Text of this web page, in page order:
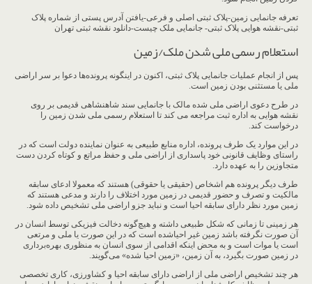
تعرفه جانمایی زمین-پلاک ثبتی اصلی و فرعی-یافتن آدرس پستی از شماره پلاک
ثبتی-نقشه هوایی پلاک ثبتی- جانمایی ملک چیست-دانلود نقشه ثبتی تهران
استعلام رسمی ملی شدن ملک/زمین
پس از انجام عملیات جانمایی پلاک ثبتی، اکنون در اینگونه پرونده‌ها دعوا بر سر اراضی
ملی یا مستثنی بودن زمین است.
در طرح دعوی اراضی ملی شده مالک با جانمایی سند شاهنشاهی قدیمی بر روی
نقشه هوایی به اداره ثبت مراجعه می کند تا استعلام رسمی ملی شدن زمین را
درخواست کند.
در این موارد یک طرف پرونده، اداره منابع طبیعی به عنوان نماینده دولت است که در
راستای وظایف قانونی خود پاسداری از اراضی ملی و حفظ مراتع و کوتاه کردن دست
متجاوزین را به عهده دارد.
طرف دیگر پرونده هم اشخاص (حقیقی یا حقوقی) هستند که معمولا ادعای سابقه
مالکیت و تصرف و حضور قدیمی در زمین مورد اختلاف را دارند و مدعی هستند که
زمین مورد نظر دارای سابقه احیا است و نباید جزو اراضی ملی تشخیص داده شود.
هر زمینی تا زمانی که شکل طبیعی داشته و هیچ‌گونه دخالت فیزیکی توسط انسان در
آن صورت نگرفته باشد زمین غیر احیاشده است که در این صورت یا ملی و مرتعی
است یا موات است و به محض اینکه اقدامی از سوی انسان به منظوری بهره‌برداری
در زمین صورت بگیرد، به آن زمین، «زمین احیا شده» می‌گویند.
هر چند تشخیص اراضی ملی از اراضی دارای سابقه احیا و کشاورزی، کاری تخصصی